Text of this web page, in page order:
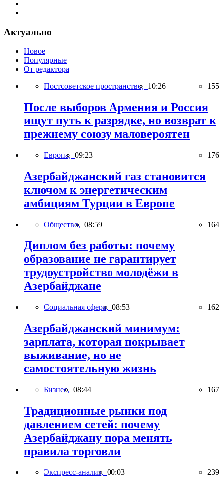
Актуально
Новое
Популярные
От редактора
Постсоветское пространство, 10:26 155
После выборов Армения и Россия
ищут путь к разрядке, но возврат к
прежнему союзу маловероятен
Европа, 09:23 176
Азербайджанский газ становится
ключом к энергетическим
амбициям Турции в Европе
Общество, 08:59 164
Диплом без работы: почему
образование не гарантирует
трудоустройство молодёжи в
Азербайджане
Социальная сфера, 08:53 162
Азербайджанский минимум:
зарплата, которая покрывает
выживание, но не
самостоятельную жизнь
Бизнес, 08:44 167
Традиционные рынки под
давлением сетей: почему
Азербайджану пора менять
правила торговли
Экспресс-анализ, 00:03 239